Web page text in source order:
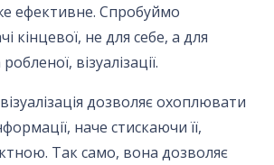
ефективне. Спробуймо
кінцевої, не для себе, а для
візуалізації.
дозволяє охоплювати
наче стискаючи її,
Так само, вона дозволяє